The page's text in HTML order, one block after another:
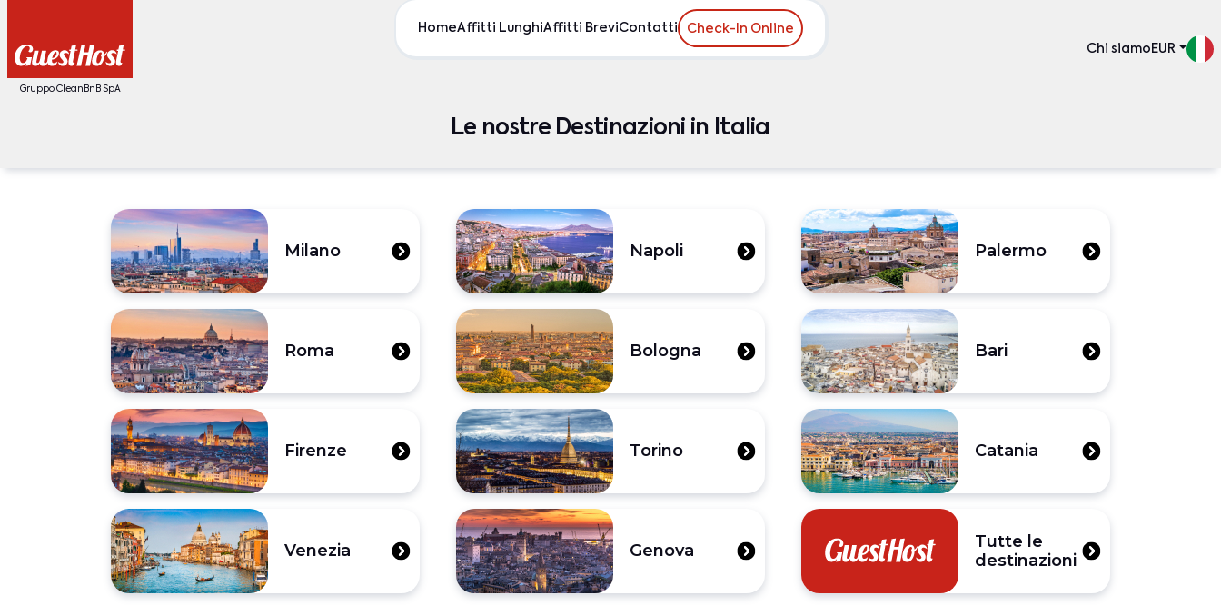
Gruppo CleanBnB SpA
HomeAffitti LunghiAffitti BreviContatti
Check-In Online
Chi siamo EUR
Le nostre Destinazioni in Italia
Milano Napoli Palermo
Roma Bologna Bari
Firenze Torino Catania
Venezia Genova
Tutte le
destinazioni